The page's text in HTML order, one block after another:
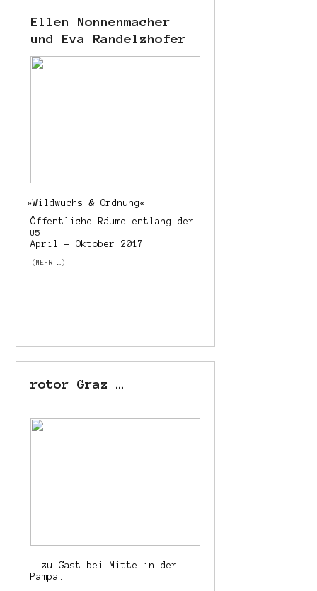
Ellen Nonnenmacher
und Eva Randelzhofer
»Wildwuchs&Ordnung«
Öffentliche Räume entlang der
U5
April – Oktober 2017
(MEHR …)
rotor Graz …
… zu Gast bei Mitte in der
Pampa.